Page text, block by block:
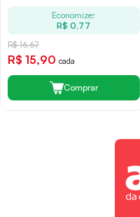
Economize:
R$ 0,77
R$ 16,67
R$ 15,90 cada
Comprar